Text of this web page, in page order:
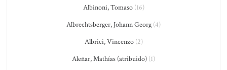
Albinoni, Tomaso(16)
Albrechtsberger, Johann Georg (4)
Albrici, Vincenzo(2)
Aleñar, Mathías (atribuido) (1)